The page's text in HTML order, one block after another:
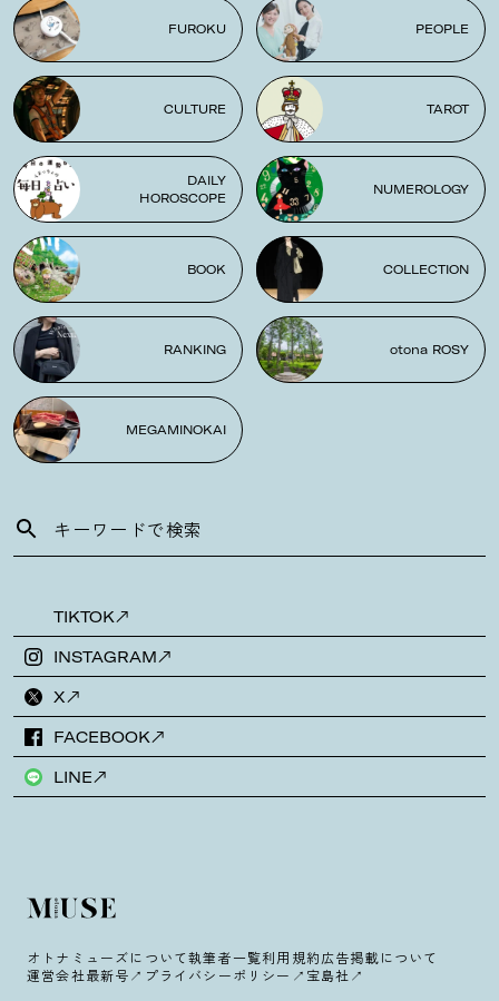
FUROKU PEOPLE
CULTURE TAROT
DAILY
HOROSCOPE
NUMEROLOGY
BOOK COLLECTION
RANKING otona ROSY
MEGAMINOKAI
TIKTOK
INSTAGRAM
X
FACEBOOK
LINE
オトナミューズについて執筆者一覧利用規約広告掲載について
運営会社最新号 プライバシーポリシー 宝島社